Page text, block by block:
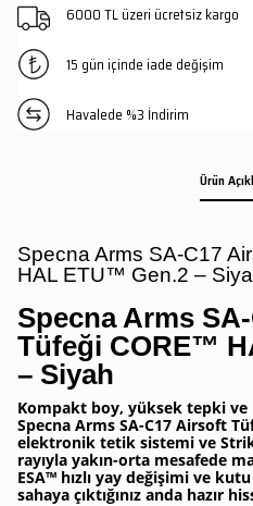
6000 TL üzeri ücretsiz kargo
15 gün içinde iade değişim
Havalede %3 İndirim
Ürün
Specna Arms SA-C17
HAL ETU™ Gen.2 –
Specna Arms
Tüfeği CORE™
– Siyah
Kompakt boy, yüksek tepki
Specna Arms SA-C17 Airsoft
elektronik tetik sistemi ve
rayıyla yakın-orta mesafede
ESA™ hızlı yay değişimi ve
sahaya çıktığınız anda hazır